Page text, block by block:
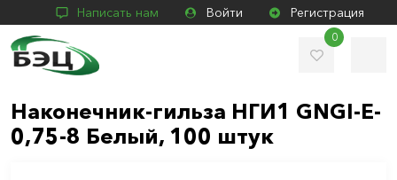
Написать нам Войти Регистрация
0
Наконечник-гильза НГИ1 GNGI-E-
0,75-8 Белый, 100 штук